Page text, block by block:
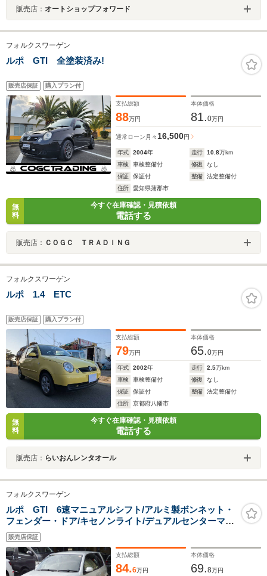
販売店： オートショップフォワード
フォルクスワーゲン
ルポ GTI 全塗装済み!
販売店保証 購入プラン付
支払総額
88万円
本体価格
81.0万円
通常ローン 月々16,500円
年式 2004年 走行 10.8万km
車検
車検整備付 修復
なし
保証
保証付 整備
法定整備付
住所
愛知県蒲郡市
無
料
今すぐ在庫確認・見積依頼
電話する
販売店： ＣＯＧＣ ＴＲＡＤＩＮＧ
フォルクスワーゲン
ルポ 1.4 ETC
販売店保証 購入プラン付
支払総額
79万円
本体価格
65.0万円
年式 2002年 走行 2.5万km
車検
車検整備付 修復
なし
保証
保証付 整備
法定整備付
住所
京都府八幡市
無
料
今すぐ在庫確認・見積依頼
電話する
販売店： らいおんレンタオール
フォルクスワーゲン
ルポ GTI 6速マニュアルシフト/アルミ製ボンネット・
フェンダー・ドア/キセノンライト/デュアルセンターマフ
ラー/KW車高調/VOLKレーシングCE28ホイール/HDDナ
ビ地デジTVブルートゥース/ETC/禁煙車/屋根保管
販売店保証
支払総額
84.6万円
本体価格
69.8万円